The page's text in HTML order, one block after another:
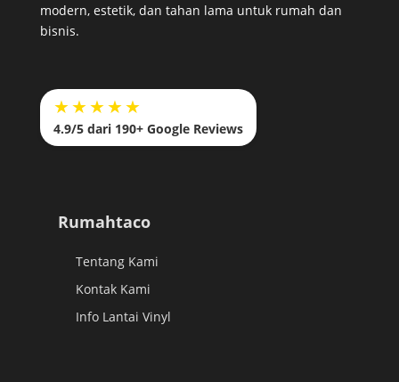
modern, estetik, dan tahan lama untuk rumah dan
bisnis.
★★★★★
4.9/5 dari 190+ Google Reviews
Rumahtaco
Tentang Kami
Kontak Kami
Info Lantai Vinyl